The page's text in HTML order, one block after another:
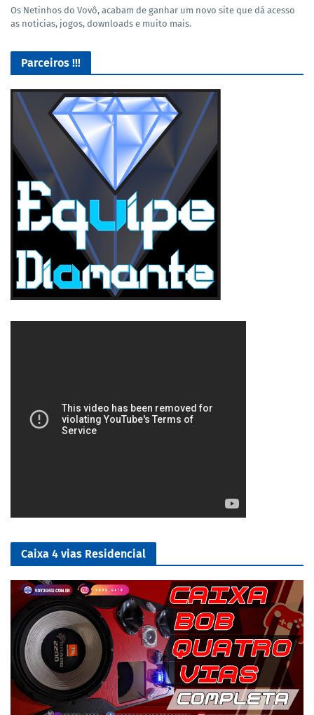
Os Netinhos do Vovô, acabam de ganhar um novo site que dá acesso
as noticias, jogos, downloads e muito mais.
Parceiros !!!
Lives de Gameplay no Facebook Gaming e muito mais
Caixa 4 vias Residencial